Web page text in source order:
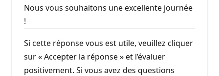
Nous vous souhaitons une excellente journée
!
Si cette réponse vous est utile, veuillez cliquer
sur « Accepter la réponse » et l’évaluer
positivement. Si vous avez des questions